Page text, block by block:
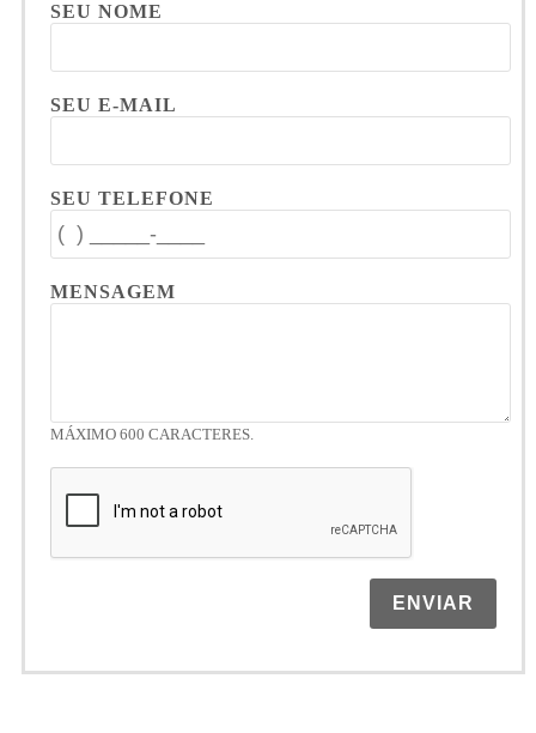
SEU NOME
SEU E-MAIL
SEU TELEFONE
MENSAGEM
MÁXIMO 600 CARACTERES.
ENVIAR